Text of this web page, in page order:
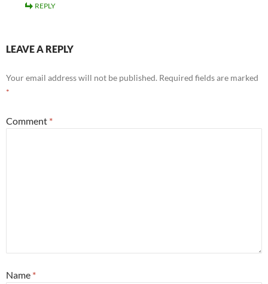
REPLY
LEAVE A REPLY
Your email address will not be published. Required fields are marked
*
Comment *
Name *